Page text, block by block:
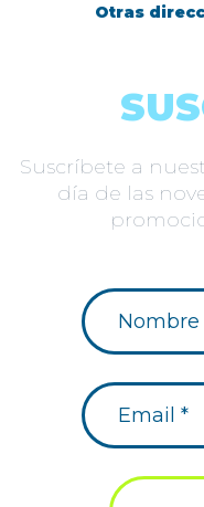
Otras
Suscríbete a
día de las